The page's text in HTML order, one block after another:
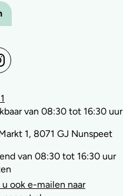
van 08:30 tot 16:30 uur
1, 8071 GJ Nunspeet
van 08:30 tot 16:30 uur
ook e-mailen naar